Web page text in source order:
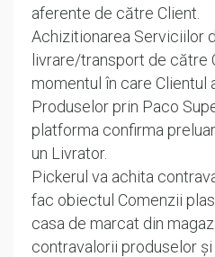
aferente de către Client.
Achizitionarea Serviciilor
livrare/transport de către
momentul în care Clientul
Produselor prin Paco
platforma confirma
un Livrator.
Pickerul va achita
fac obiectul Comenzii
casa de marcat din
contravalorii produselor